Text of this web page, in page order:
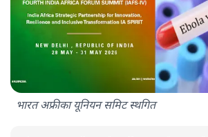
भारत अफ्रीका यूनियन समिट स्थगित